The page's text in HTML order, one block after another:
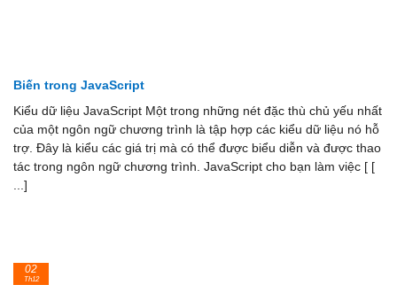
Biến trong JavaScript
Kiểu dữ liệu JavaScript Một trong những nét đặc thù chủ yếu nhất
của một ngôn ngữ chương trình là tập hợp các kiểu dữ liệu nó hỗ
trợ. Đây là kiểu các giá trị mà có thể được biểu diễn và được thao
tác trong ngôn ngữ chương trình. JavaScript cho bạn làm việc [ [
...]
02
Th12